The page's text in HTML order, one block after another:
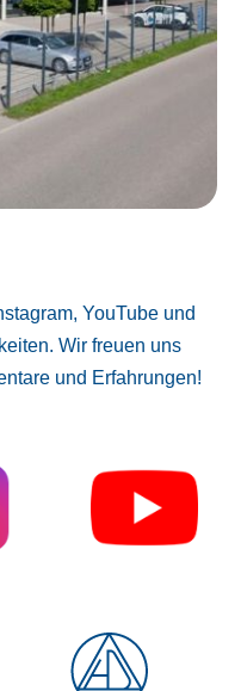
YouTube und
Wir freuen uns
und Erfahrungen!